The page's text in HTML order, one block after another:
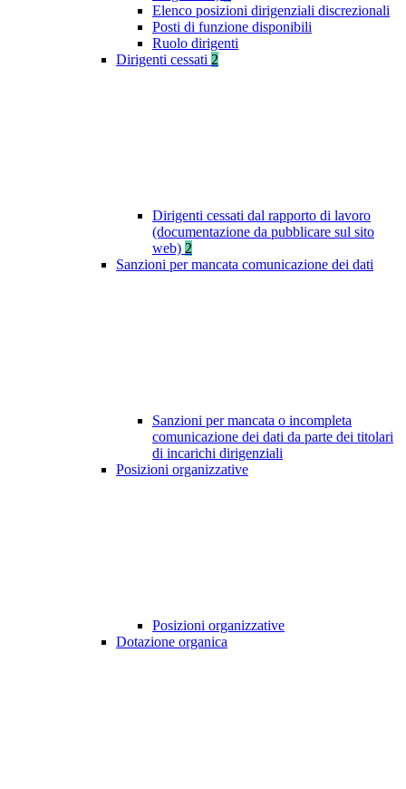
Elenco posizioni dirigenziali discrezionali
Posti di funzione disponibili
Ruolo dirigenti
Dirigenti cessati 2
Dirigenti cessati dal rapporto di lavoro
(documentazione da pubblicare sul sito
web) 2
Sanzioni per mancata comunicazione dei dati
Sanzioni per mancata o incompleta
comunicazione dei dati da parte dei titolari
di incarichi dirigenziali
Posizioni organizzative
Posizioni organizzative
Dotazione organica